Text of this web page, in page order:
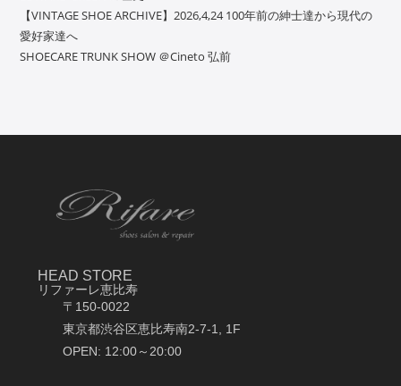
【VINTAGE SHOE ARCHIVE】2026,4,24 100年前の紳士達から現代の
愛好家達へ
SHOECARE TRUNK SHOW ＠Cineto 弘前
HEAD STORE
リファーレ恵比寿
〒150-0022
東京都渋谷区恵比寿南2-7-1, 1F
OPEN: 12:00～20:00